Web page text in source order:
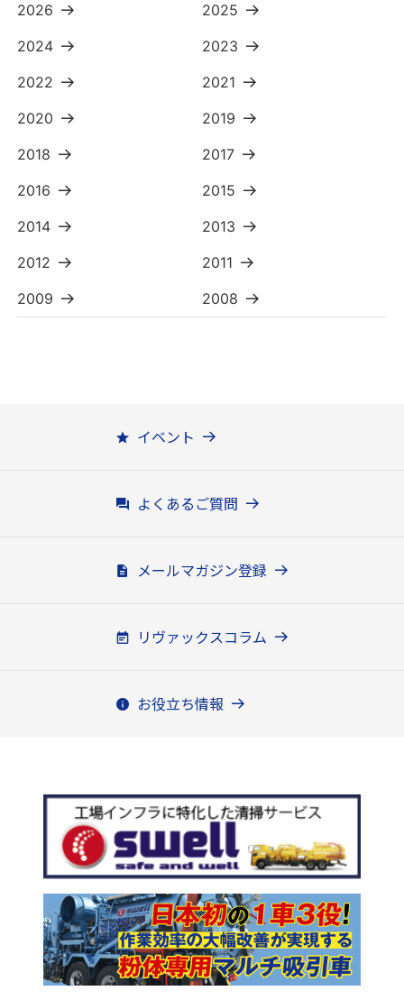
2026
2025
2024
2023
2022
2021
2020
2019
2018
2017
2016
2015
2014
2013
2012
2011
2009
2008
イベント
よくあるご質問
メールマガジン登録
リヴァックスコラム
お役立ち情報